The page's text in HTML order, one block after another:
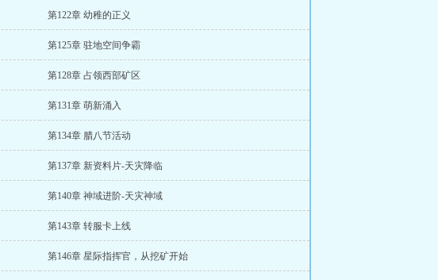
第122章 幼稚的正义
第125章 驻地空间争霸
第128章 占领西部矿区
第131章 萌新涌入
第134章 腊八节活动
第137章 新资料片-天灾降临
第140章 神域进阶-天灾神域
第143章 转服卡上线
第146章 星际指挥官，从挖矿开始